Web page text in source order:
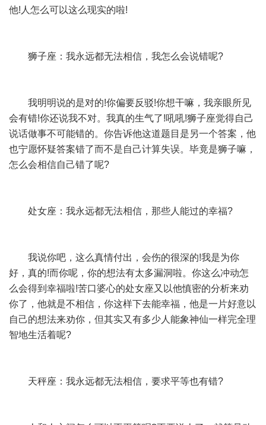
他!人怎么可以这么现实的啦!
狮子座：我永远都无法相信，我怎么会说错呢?
我明明说的是对的!你偏要反驳!你想干嘛，我亲眼所见
会有错!你还说我不对。我真的生气了!吼吼!狮子座觉得自己
说话做事不可能错的。你告诉他这道题目是另一个答案，他
也宁愿怀疑答案错了而不是自己计算失误。毕竟是狮子嘛，
怎么会相信自己错了呢?
处女座：我永远都无法相信，那些人能过的幸福?
我说你吧，这么真情付出，会伤的很深的!我是为你
好，真的!而你呢，你的想法有太多漏洞啦。你这么冲动怎
么会得到幸福啦!苦口婆心的处女座又以他慎密的分析来劝
你了，他就是不相信，你这样下去能幸福，他是一片好意以
自己的想法来劝你，但其实又有多少人能象神仙一样完全理
智地生活着呢?
天秤座：我永远都无法相信，要求平等也有错?